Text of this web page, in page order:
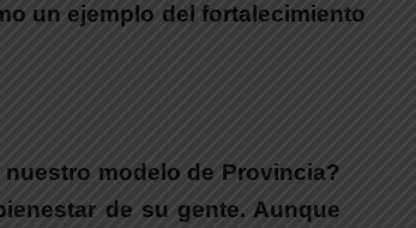
un ejemplo del fortalecimiento
modelo de Provincia?
de su gente. Aunque